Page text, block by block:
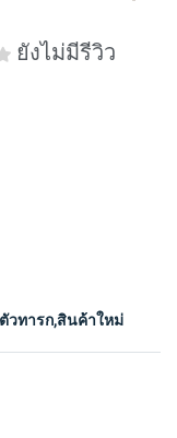
ยังไม่มีรีวิว
วทารก,สินค้าใหม่